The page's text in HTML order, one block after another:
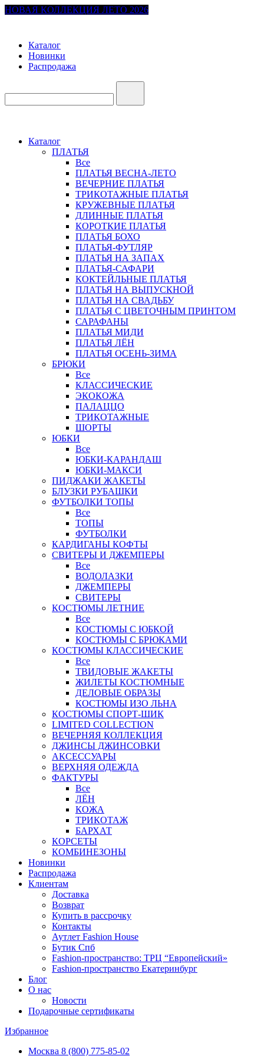
НОВАЯ КОЛЛЕКЦИЯ ЛЕТО 2026
Каталог
Новинки
Распродажа
Каталог
ПЛАТЬЯ
Все
ПЛАТЬЯ ВЕСНА-ЛЕТО
ВЕЧЕРНИЕ ПЛАТЬЯ
ТРИКОТАЖНЫЕ ПЛАТЬЯ
КРУЖЕВНЫЕ ПЛАТЬЯ
ДЛИННЫЕ ПЛАТЬЯ
КОРОТКИЕ ПЛАТЬЯ
ПЛАТЬЯ БОХО
ПЛАТЬЯ-ФУТЛЯР
ПЛАТЬЯ НА ЗАПАХ
ПЛАТЬЯ-САФАРИ
КОКТЕЙЛЬНЫЕ ПЛАТЬЯ
ПЛАТЬЯ НА ВЫПУСКНОЙ
ПЛАТЬЯ НА СВАДЬБУ
ПЛАТЬЯ С ЦВЕТОЧНЫМ ПРИНТОМ
САРАФАНЫ
ПЛАТЬЯ МИДИ
ПЛАТЬЯ ЛЁН
ПЛАТЬЯ ОСЕНЬ-ЗИМА
БРЮКИ
Все
КЛАССИЧЕСКИЕ
ЭКОКОЖА
ПАЛАЦЦО
ТРИКОТАЖНЫЕ
ШОРТЫ
ЮБКИ
Все
ЮБКИ-КАРАНДАШ
ЮБКИ-МАКСИ
ПИДЖАКИ ЖАКЕТЫ
БЛУЗКИ РУБАШКИ
ФУТБОЛКИ ТОПЫ
Все
ТОПЫ
ФУТБОЛКИ
КАРДИГАНЫ КОФТЫ
СВИТЕРЫ И ДЖЕМПЕРЫ
Все
ВОДОЛАЗКИ
ДЖЕМПЕРЫ
СВИТЕРЫ
КОСТЮМЫ ЛЕТНИЕ
Все
КОСТЮМЫ С ЮБКОЙ
КОСТЮМЫ С БРЮКАМИ
КОСТЮМЫ КЛАССИЧЕСКИЕ
Все
ТВИДОВЫЕ ЖАКЕТЫ
ЖИЛЕТЫ КОСТЮМНЫЕ
ДЕЛОВЫЕ ОБРАЗЫ
КОСТЮМЫ ИЗО ЛЬНА
КОСТЮМЫ СПОРТ-ШИК
LIMITED COLLECTION
ВЕЧЕРНЯЯ КОЛЛЕКЦИЯ
ДЖИНСЫ ДЖИНСОВКИ
АКСЕССУАРЫ
ВЕРХНЯЯ ОДЕЖДА
ФАКТУРЫ
Все
ЛЁН
КОЖА
ТРИКОТАЖ
БАРХАТ
КОРСЕТЫ
КОМБИНЕЗОНЫ
Новинки
Распродажа
Клиентам
Доставка
Возврат
Купить в рассрочку
Контакты
Аутлет Fashion House
Бутик Спб
Fashion-пространство: ТРЦ “Европейский»
Fashion-пространство Екатеринбург
Блог
О нас
Новости
Подарочные сертификаты
Избранное
Москва 8 (800) 775-85-02